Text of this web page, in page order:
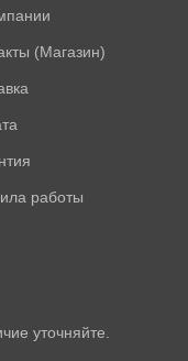
(Магазин)
работы
уточняйте.